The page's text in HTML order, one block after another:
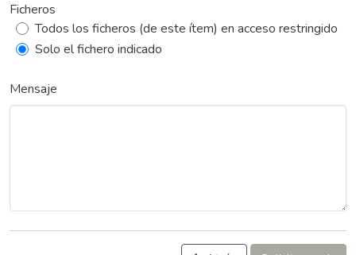
Ficheros
Todos los ficheros (de este ítem) en acceso restringido
Solo el fichero indicado
Mensaje